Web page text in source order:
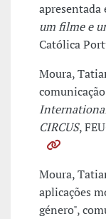
apresentada
um filme e
Católica
Moura,
CIRCUS,
Moura,
aplicações
género",